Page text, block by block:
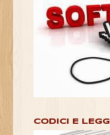
CODICI E LEGGI